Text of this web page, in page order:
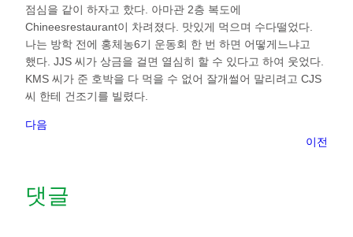
점심을 같이 하자고 핬다. 아마관 2층 복도에
Chineesrestaurant이 차려졌다. 맛있게 먹으며 수다떨었다.
나는 방학 전에 홍체농6기 운동회 한 번 하면 어떻게느냐고
했다. JJS 씨가 상금을 걸면 열심히 할 수 있다고 하여 웃었다.
KMS 씨가 준 호박을 다 먹을 수 없어 잘개썰어 말리려고 CJS
씨 한테 건조기를 빌렸다.
다음
이전
댓글